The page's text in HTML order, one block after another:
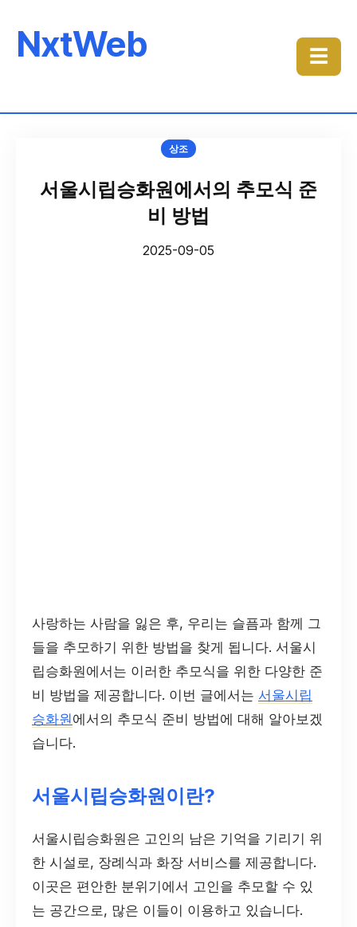
NxtWeb ☰
상조
서울시립승화원에서의 추모식 준
비 방법
2025-09-05
사랑하는 사람을 잃은 후, 우리는 슬픔과 함께 그
들을 추모하기 위한 방법을 찾게 됩니다. 서울시
립승화원에서는 이러한 추모식을 위한 다양한 준
비 방법을 제공합니다. 이번 글에서는 서울시립
승화원에서의 추모식 준비 방법에 대해 알아보겠
습니다.
서울시립승화원이란?
서울시립승화원은 고인의 남은 기억을 기리기 위
한 시설로, 장례식과 화장 서비스를 제공합니다.
이곳은 편안한 분위기에서 고인을 추모할 수 있
는 공간으로, 많은 이들이 이용하고 있습니다.